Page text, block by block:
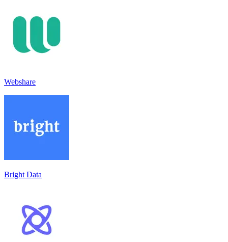
Webshare
Bright Data